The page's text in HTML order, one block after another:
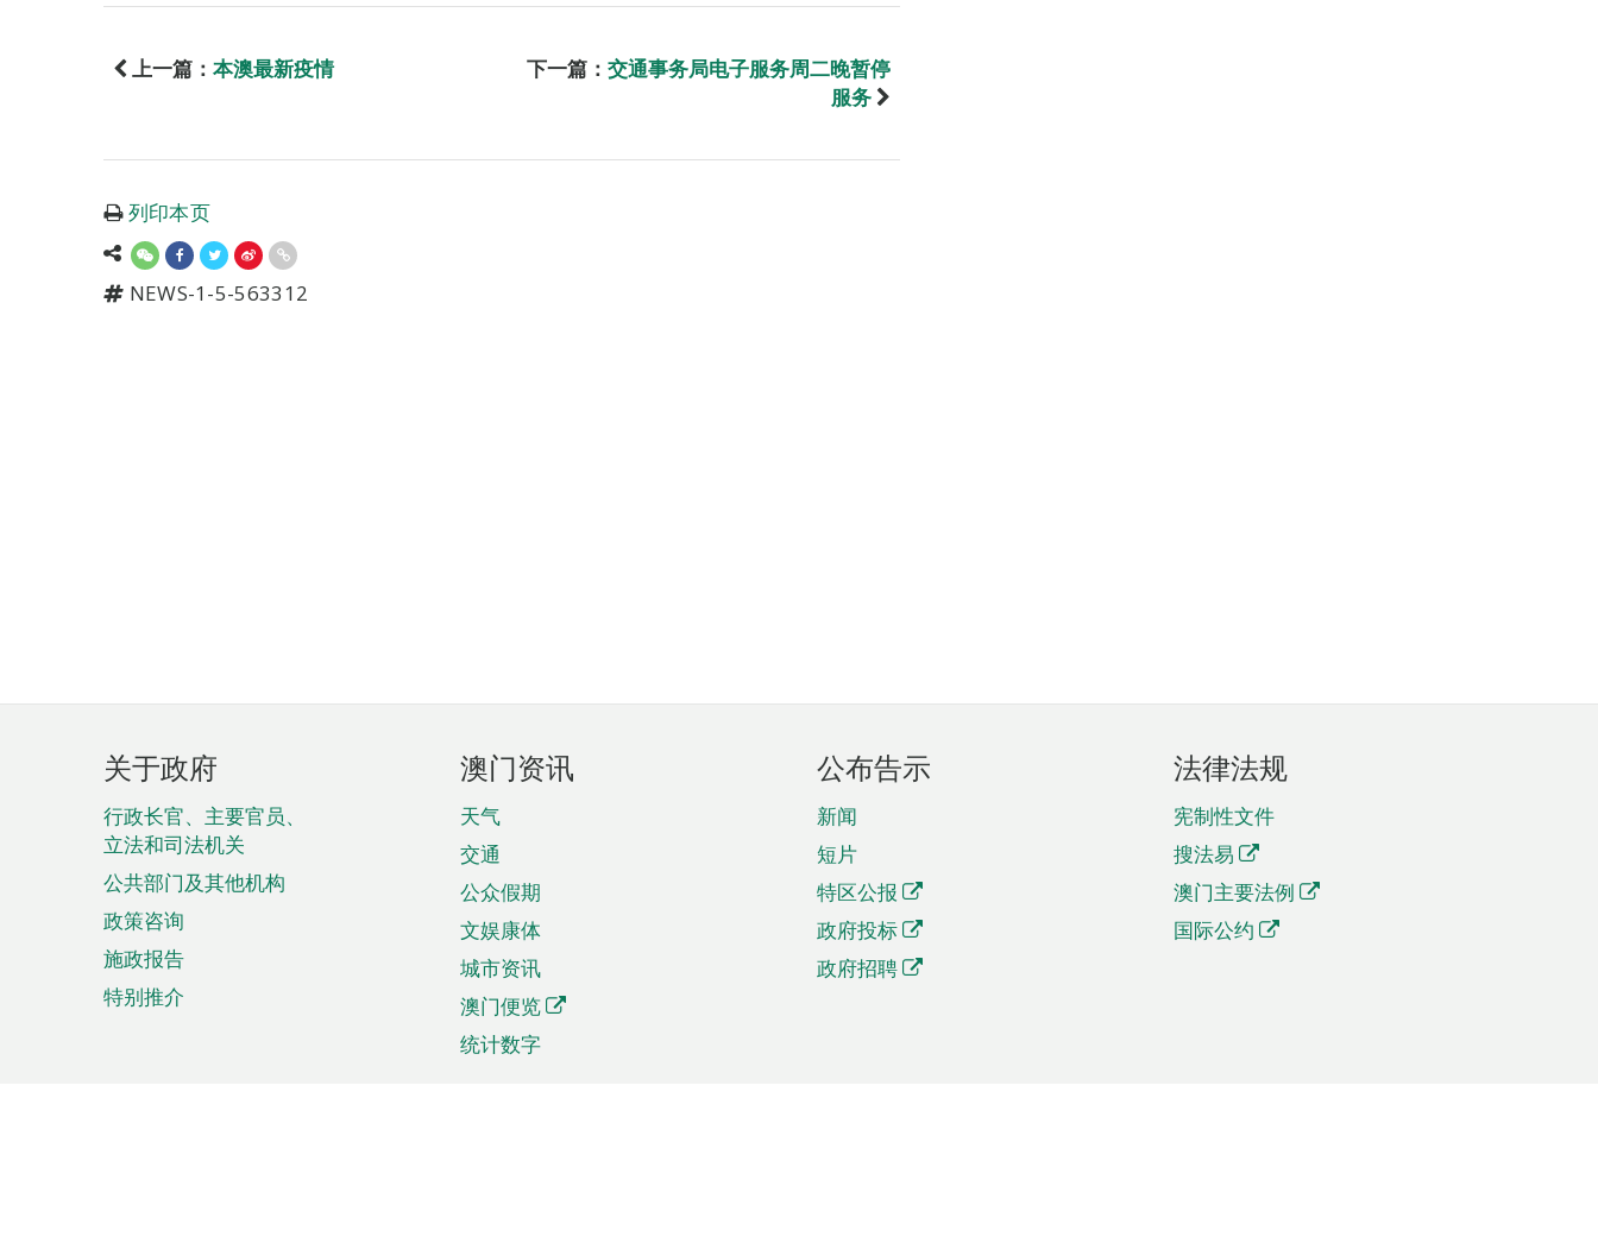
上一篇： 本澳最新疫情 下一篇： 交通事务局电子服务周二晚暂停
服务
列印本页
NEWS-1-5-563312
页
脚
菜
单
关于政府
行政长官、主要官员、
立法和司法机关
公共部门及其他机构
政策咨询
施政报告
特别推介
澳门资讯
天气
交通
公众假期
文娱康体
城市资讯
澳门便览
统计数字
公布告示
新闻
短片
特区公报
政府投标
政府招聘
法律法规
宪制性文件
搜法易
澳门主要法例
国际公约